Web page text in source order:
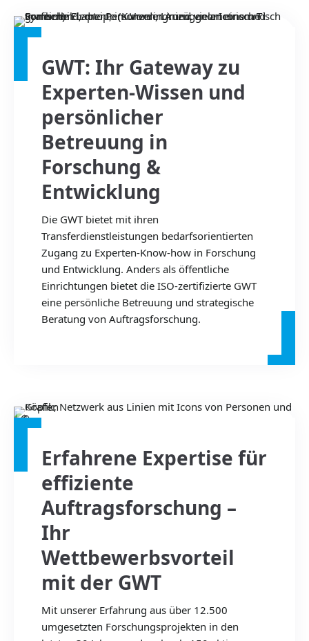
GWT: Ihr Gateway zu
Experten-Wissen und
persönlicher
Betreuung in
Forschung &
Entwicklung
Die GWT bietet mit ihren
Transferdienstleistungen bedarfsorientierten
Zugang zu Experten-Know-how in Forschung
und Entwicklung. Anders als öffentliche
Einrichtungen bietet die ISO-zertifizierte GWT
eine persönliche Betreuung und strategische
Beratung von Auftragsforschung.
©
Erfahrene Expertise für
effiziente
Auftragsforschung –
Ihr
Wettbewerbsvorteil
mit der GWT
Mit unserer Erfahrung aus über 12.500
umgesetzten Forschungsprojekten in den